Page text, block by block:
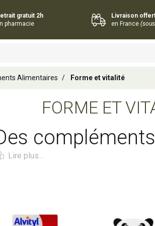
gratuit 2h
pharmacie
Livraison
en France
Alimentaires Forme et vitalité
FORME ET
compléments
en
pour booster
coup defatigue
? Les compléments